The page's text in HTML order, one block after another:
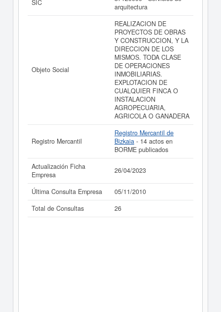
puede
acceder inmediatamente a este Informe ampliado
de FELDEX 2004 SOCIEDAD LIMITADA (EXTINGUIDA)
y consultar los resultados de sus años de actividad, así
como los balances y cuentas de resultados disponibles.
La última actualización del informe de empresa se ha
realizado el 26/04/2023.
SIC
arquitectura
Objeto Social
REALIZACION DE
PROYECTOS DE OBRAS
Y CONSTRUCCION, Y LA
DIRECCION DE LOS
MISMOS. TODA CLASE
DE OPERACIONES
INMOBILIARIAS.
EXPLOTACION DE
CUALQUIER FINCA O
INSTALACION
AGROPECUARIA,
AGRICOLA O GANADERA
Registro Mercantil
Registro Mercantil de
Bizkaia - 14 actos en
BORME publicados
Actualización Ficha
Empresa
26/04/2023
Última Consulta Empresa
05/11/2010
Total de Consultas
26